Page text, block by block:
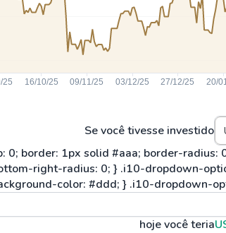
Se você tivesse investido
hoje você teria